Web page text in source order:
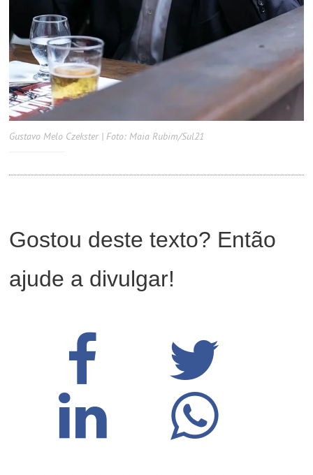
Gustavo Melo Czekster | Foto: Maia Rubim/Sul21
Gostou deste texto? Então
ajude a divulgar!